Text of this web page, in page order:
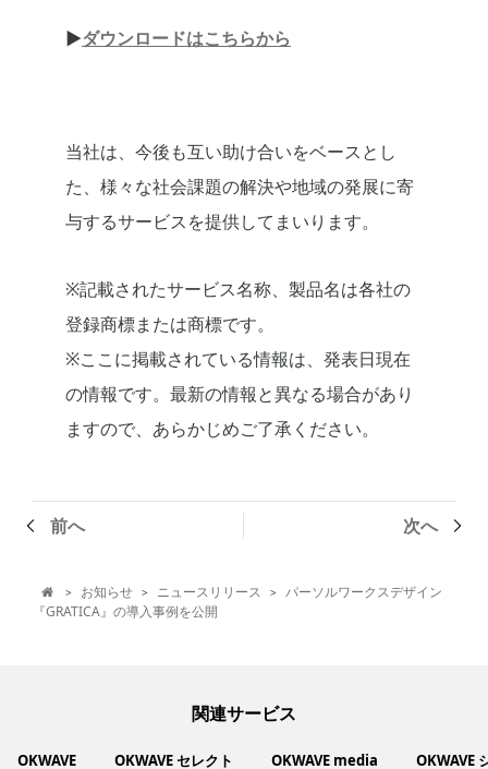
▶︎ダウンロードはこちらから
当社は、今後も互い助け合いをベースとし
た、様々な社会課題の解決や地域の発展に寄
与するサービスを提供してまいります。
※記載されたサービス名称、製品名は各社の
登録商標または商標です。
※ここに掲載されている情報は、発表日現在
の情報です。最新の情報と異なる場合があり
ますので、あらかじめご了承ください。
前へ 次へ
 > お知らせ > ニュースリリース > パーソルワークスデザイン
『GRATICA』の導入事例を公開
関連サービス
OKWAVE OKWAVE セレクト OKWAVE media OKWAVE